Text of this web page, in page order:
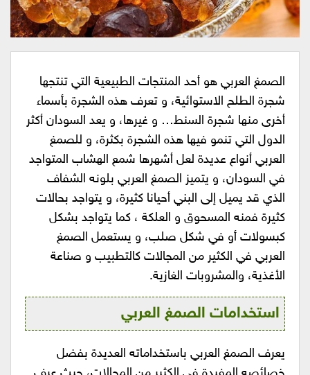
الصمغ العربي هو أحد المنتجات الطبيعية التي تنتجها
شجرة الطلح الاستوائية، و تعرف هذه الشجرة بأسماء
أخرى منها شجرة السنط… و غيرها، و يعد السودان أكثر
الدول التي تنمو فيها هذه الشجرة بكثرة، و للصمغ
العربي أنواع عديدة لعل أشهرها شمع الهشاب المتواجد
في السودان، و يتميز الصمغ العربي بلونه الشفاف
الذي قد يميل إلى البني أحيانا كثيرة، و يتواجد بحالات
كثيرة فمنه المسحوق و العلكة ، كما يتواجد بشكل
كبسولات أو في شكل صلب، و يستعمل الصمغ
العربي في الكثير من المجالات كالتطبيب و صناعة
الأغذية، والمشروبات الغازية.
استخدامات الصمغ العربي
يعرف الصمغ العربي باستخداماته العديدة بفضل